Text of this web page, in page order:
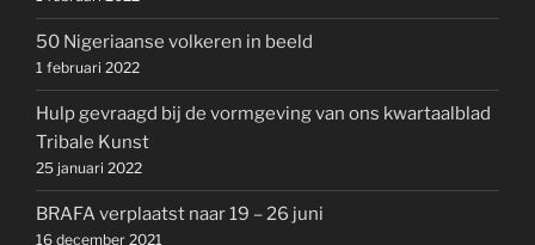
50 Nigeriaanse volkeren in beeld
1 februari 2022
Hulp gevraagd bij de vormgeving van ons kwartaalblad
Tribale Kunst
25 januari 2022
BRAFA verplaatst naar 19 – 26 juni
16 december 2021